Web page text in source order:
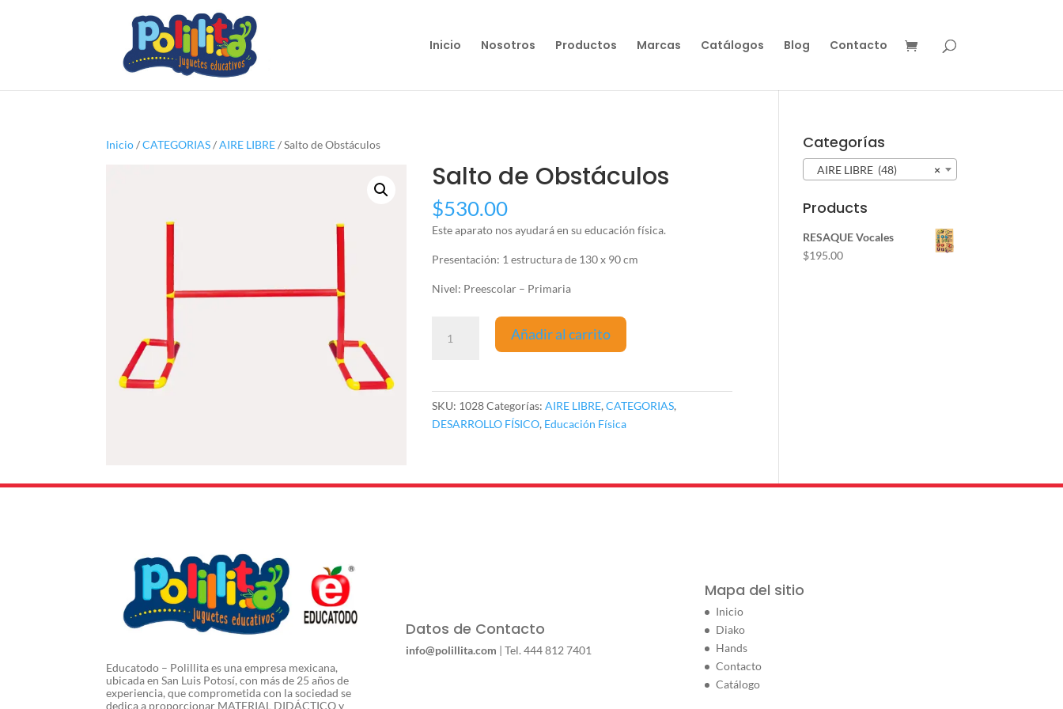
Inicio Nosotros Productos Marcas Catálogos Blog Contacto
Inicio/CATEGORIAS/AIRE LIBRE/ Salto de Obstáculos
Salto de Obstáculos
$530.00
Este aparato nos ayudará en su educación física.
Presentación: 1 estructura de 130 x 90 cm
Nivel: Preescolar – Primaria
Añadir al carrito
SKU: 1028Categorías:AIRE LIBRE,CATEGORIAS,
DESARROLLO FÍSICO, Educación Física
Categorías
×
AIRE LIBRE (48)
Products
RESAQUE Vocales
$195.00
Educatodo – Polillita es una empresa mexicana,
ubicada en San Luis Potosí, con más de 25 años de
experiencia, que comprometida con la sociedad se
dedica a proporcionar MATERIAL DIDÁCTICO y
Datos de Contacto
info@polillita.com | Tel. 444 812 7401
Mapa del sitio
Inicio
Diako
Hands
Contacto
Catálogo